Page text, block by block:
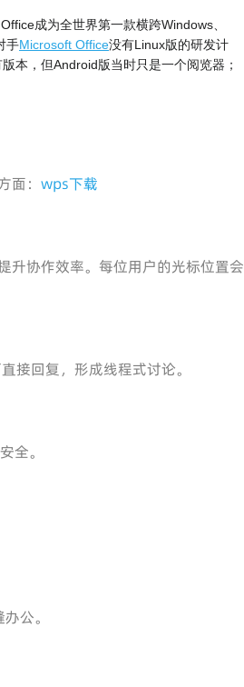
Office成为全世界第一款横跨Windows、
手Microsoft Office没有Linux版的研发计
本，但Android版当时只是一个阅览器；
： wps下载
升协作效率。每位用户的光标位置会
接回复，形成线程式讨论。
全。
公。